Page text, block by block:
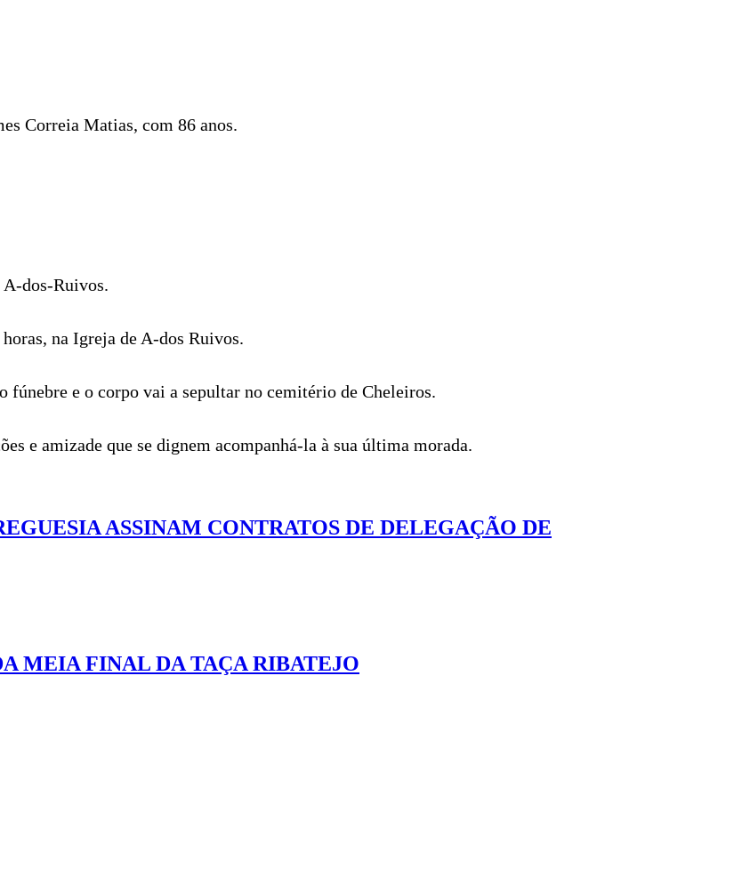
Correia Matias, com 86 anos.
A-dos-Ruivos.
na Igreja de A-dos Ruivos.
fúnebre e o corpo vai a sepultar no cemitério de Cheleiros.
e amizade que se dignem acompanhá-la à sua última morada.
ASSINAM CONTRATOS DE DELEGAÇÃO DE
MEIA FINAL DA TAÇA RIBATEJO